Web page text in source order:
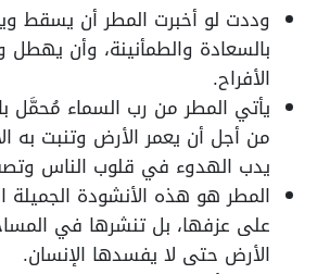
وددت لو أخبرت المطر أن يسقط
بالسعادة والطمأنينة، وأن
الأفراح.
يأتي المطر من رب السماء مُحمَّل
من أجل أن يعمر الأرض وتنبت به
يدب الهدوء في قلوب الناس
المطر هو هذه الأنشودة الجميلة
على عزفها، بل تنشرها في
الأرض حتى لا يفسدها الإنسان.